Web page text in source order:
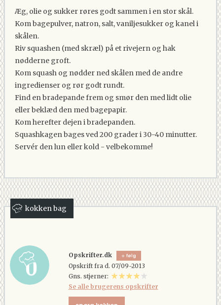
Æg, olie og sukker røres godt sammen i en stor skål.
Kom bagepulver, natron, salt, vaniljesukker og kanel i
skålen.
Riv squashen (med skræl) på et rivejern og hak
nødderne groft.
Kom squash og nødder ned skålen med de andre
ingredienser og rør godt rundt.
Find en bradepande frem og smør den med lidt olie
eller beklæd den med bagepapir.
Kom herefter dejen i bradepanden.
Squashkagen bages ved 200 grader i 30-40 minutter.
Servér den lun eller kold - velbekomme!
kokken bag
Opskrifter.dk følg
Opskrift fra d. 07/09-2013
Gns. stjerner:
Se alle brugerens opskrifter